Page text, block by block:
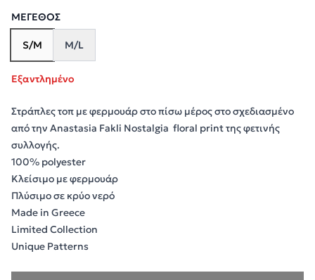
ΜΈΓΕΘΟΣ
S/M M/L
Εξαντλημένο
Στράπλες τοπ με φερμουάρ στο πίσω μέρος στο σχεδιασμένο
από την Anastasia Fakli Nostalgia floral print της φετινής
συλλογής.
100% polyester
Κλείσιμο με φερμουάρ
Πλύσιμο σε κρύο νερό
Made in Greece
Limited Collection
Unique Patterns